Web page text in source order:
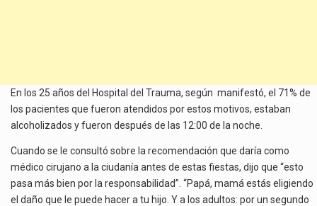
En los 25 años del Hospital del Trauma, según manifestó, el 71% de
los pacientes que fueron atendidos por estos motivos, estaban
alcoholizados y fueron después de las 12:00 de la noche.
Cuando se le consultó sobre la recomendación que daría como
médico cirujano a la ciudanía antes de estas fiestas, dijo que “esto
pasa más bien por la responsabilidad”. “Papá, mamá estás eligiendo
el daño que le puede hacer a tu hijo. Y a los adultos: por un segundo